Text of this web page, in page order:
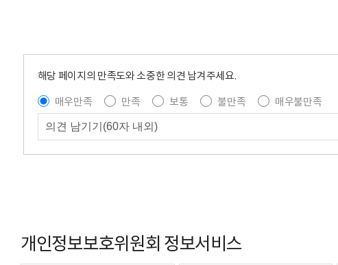
해당 페이지의 만족도와 소중한 의견 남겨주세요.
매우만족
만족 보통 불만족
매우불만족
개인정보보호위원회 정보서비스